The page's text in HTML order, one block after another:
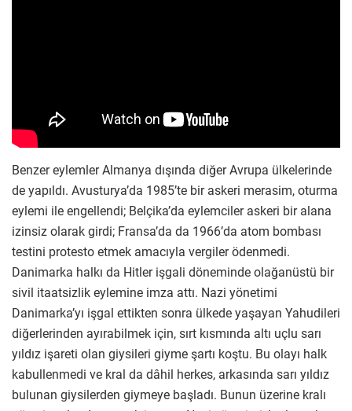
Benzer eylemler Almanya dışında diğer Avrupa ülkelerinde
de yapıldı. Avusturya’da 1985’te bir askeri merasim, oturma
eylemi ile engellendi; Belçika’da eylemciler askeri bir alana
izinsiz olarak girdi; Fransa’da da 1966’da atom bombası
testini protesto etmek amacıyla vergiler ödenmedi.
Danimarka halkı da Hitler işgali döneminde olağanüstü bir
sivil itaatsizlik eylemine imza attı. Nazi yönetimi
Danimarka’yı işgal ettikten sonra ülkede yaşayan Yahudileri
diğerlerinden ayırabilmek için, sırt kısmında altı uçlu sarı
yıldız işareti olan giysileri giyme şartı koştu. Bu olayı halk
kabullenmedi ve kral da dâhil herkes, arkasında sarı yıldız
bulunan giysilerden giymeye başladı. Bunun üzerine kralı